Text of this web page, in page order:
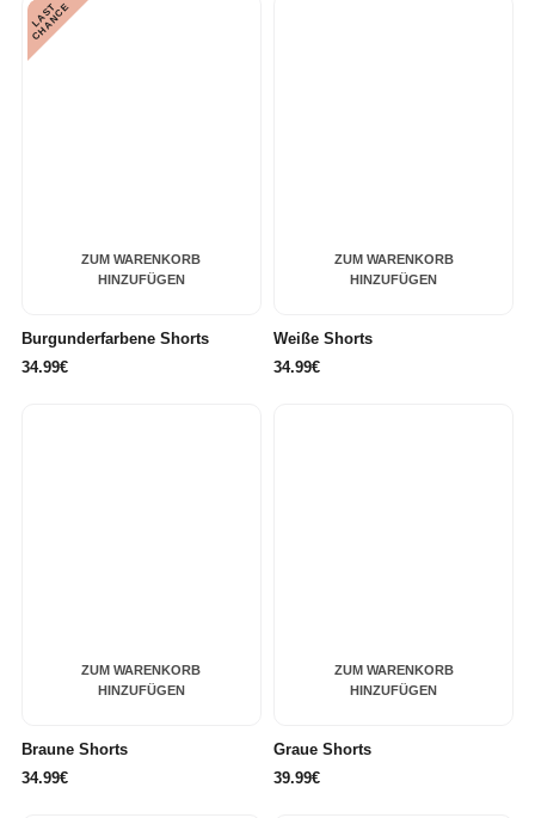
ZUM WARENKORB
HINZUFÜGEN
L
A
S
T
C
H
A
N
C
E
Burgunderfarbene Shorts
34.99€
ZUM WARENKORB
HINZUFÜGEN
Weiße Shorts
34.99€
ZUM WARENKORB
HINZUFÜGEN
Braune Shorts
34.99€
ZUM WARENKORB
HINZUFÜGEN
Graue Shorts
39.99€